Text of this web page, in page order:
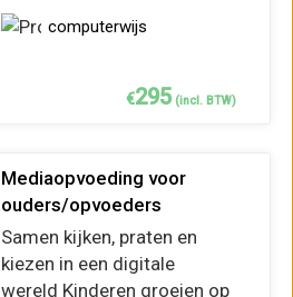
computerwijs
€295 (incl. BTW)
Mediaopvoeding voor
ouders/opvoeders
Samen kijken, praten en
kiezen in een digitale
wereld Kinderen groeien op